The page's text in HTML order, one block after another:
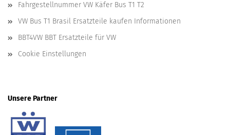
Fahrgestellnummer VW Käfer Bus T1 T2
VW Bus T1 Brasil Ersatzteile kaufen Informationen
BBT4VW BBT Ersatzteile für VW
Cookie Einstellungen
Unsere Partner